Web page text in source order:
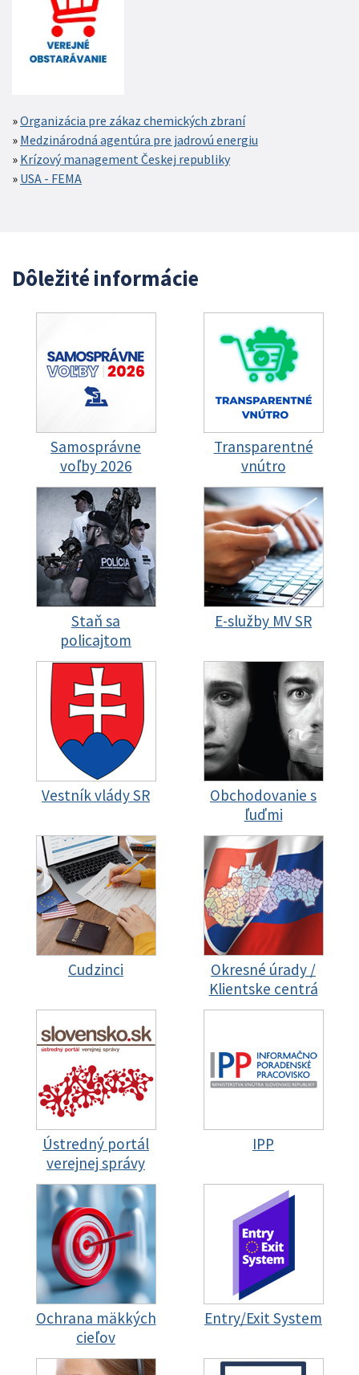
Organizácia pre zákaz chemických zbraní
Medzinárodná agentúra pre jadrovú energiu
Krízový management Českej republiky
USA - FEMA
Dôležité informácie
Samosprávne
voľby 2026
Transparentné
vnútro
Staň sa
policajtom
E-služby MV SR
Vestník vlády SR
Obchodovanie s
ľuďmi
Cudzinci
Okresné úrady /
Klientske centrá
Ústredný portál
verejnej správy
IPP
Ochrana mäkkých
cieľov
Entry/Exit System